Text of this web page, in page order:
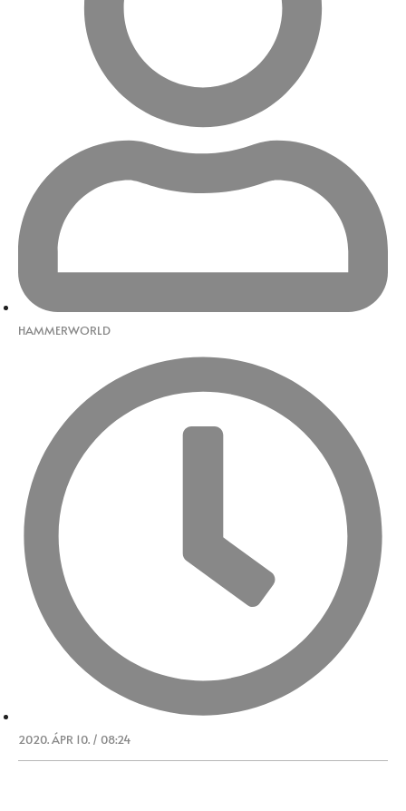
HAMMERWORLD
2020. ÁPR 10. / 08:24